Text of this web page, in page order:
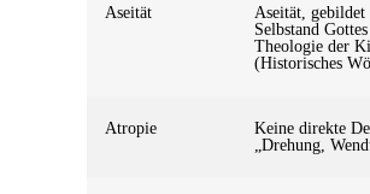
Aseität
Aseität, gebildet
Selbstand
Theologie der
(Historisches
Atropie
Keine direkte
„Drehung,